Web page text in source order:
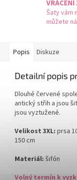
Šaty vám
můžete
Popis Diskuze
Detailní popis
Dlouhé červené
antický střih a jsou
jsou vyztužené.
Velikost 3XL: prsa
150 cm
Materiál: šifón
Volný termín k